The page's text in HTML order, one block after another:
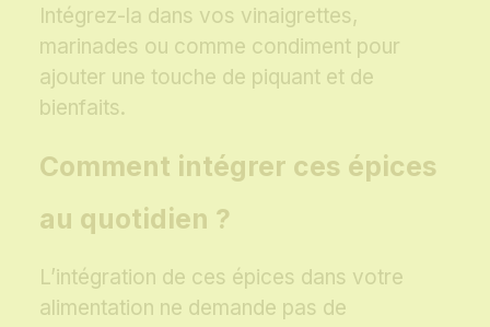
Intégrez-la dans vos vinaigrettes,
marinades ou comme condiment pour
ajouter une touche de piquant et de
bienfaits.
Comment intégrer ces épices
au quotidien ?
L’intégration de ces épices dans votre
alimentation ne demande pas de